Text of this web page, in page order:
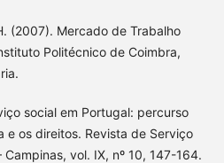
(2007). Mercado de Trabalho
Politécnico de Coimbra,
social em Portugal: percurso
e os direitos. Revista de Serviço
Campinas, vol. IX, nº 10, 147-164.